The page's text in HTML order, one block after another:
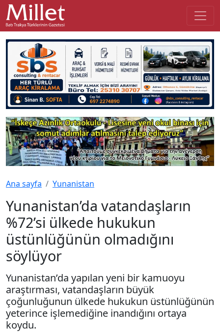
Ana sayfa Yunanistan
Yunanistan’da vatandaşların
%72’si ülkede hukukun
üstünlüğünün olmadığını
söylüyor
Yunanistan’da yapılan yeni bir kamuoyu
araştırması, vatandaşların büyük
çoğunluğunun ülkede hukukun üstünlüğünün
yeterince işlemediğine inandığını ortaya
koydu.